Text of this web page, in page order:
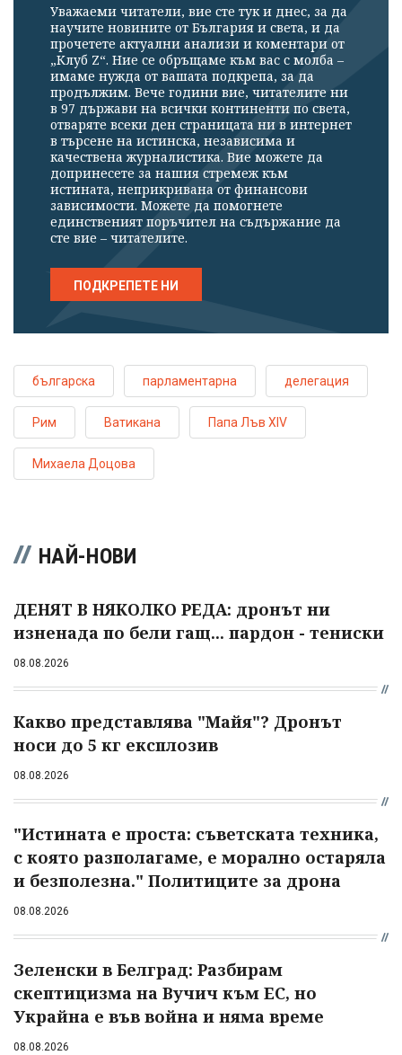
Уважаеми читатели, вие сте тук и днес, за да
научите новините от България и света, и да
прочетете актуални анализи и коментари от
„Клуб Z“. Ние се обръщаме към вас с молба –
имаме нужда от вашата подкрепа, за да
продължим. Вече години вие, читателите ни
в 97 държави на всички континенти по света,
отваряте всеки ден страницата ни в интернет
в търсене на истинска, независима и
качествена журналистика. Вие можете да
допринесете за нашия стремеж към
истината, неприкривана от финансови
зависимости. Можете да помогнете
единственият поръчител на съдържание да
сте вие – читателите.
ПОДКРЕПЕТЕ НИ
българска парламентарна делегация
Рим Ватикана Папа Лъв XIV
Михаела Доцова
НАЙ-НОВИ
ДЕНЯТ В НЯКОЛКО РЕДА: дронът ни
изненада по бели гащ... пардон - тениски
08.08.2026
Какво представлява "Майя"? Дронът
носи до 5 кг експлозив
08.08.2026
"Истината е проста: съветската техника,
с която разполагаме, е морално остаряла
и безполезна." Политиците за дрона
08.08.2026
Зеленски в Белград: Разбирам
скептицизма на Вучич към ЕС, но
Украйна е във война и няма време
08.08.2026